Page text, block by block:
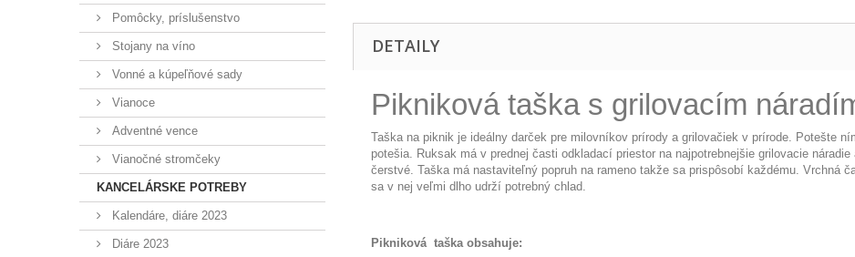
Pomôcky, príslušenstvo
Stojany na víno
Vonné a kúpeľňové sady
Vianoce
Adventné vence
Vianočné stromčeky
KANCELÁRSKE POTREBY
Kalendáre, diáre 2023
Diáre 2023
DETAILY
Pikniková taška s grilovacím
Taška na piknik je ideálny darček pre milovníkov prírody a grilovačiek v prírode. Potešte
potešia. Ruksak má v prednej časti odkladací priestor na najpotrebnejšie grilovacie
čerstvé. Taška má nastaviteľný popruh na rameno takže sa prispôsobí každému. Vrchná
sa v nej veľmi dlho udrží potrebný chlad.
Pikniková taška obsahuje: